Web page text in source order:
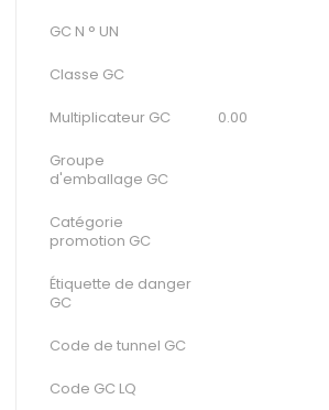
GC N ° UN
Classe GC
Multiplicateur GC 0.00
Groupe
d'emballage GC
Catégorie
promotion GC
Étiquette de danger
GC
Code de tunnel GC
Code GC LQ